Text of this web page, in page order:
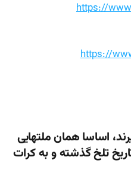
https://
دانش):
https://
اساسا همان ملتهایی
تلخ گذشته و به کرات